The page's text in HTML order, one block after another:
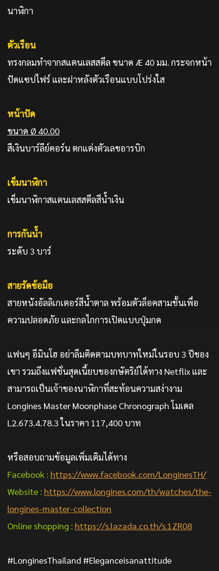
นาฬิกา
ตัวเรือน
ทรงกลมทำจากสแตนเลสสตีล ขนาด Æ 40 มม. กระจกหน้า
ปัดแซปไฟร์ และฝาหลังตัวเรือนแบบโปร่งใส
หน้าปัด
ขนาด Ø 40.00
สีเงินบาร์ลีย์คอร์น ตกแต่งตัวเลขอารบิก
เข็มนาฬิกา
เข็มนาฬิกาสแตนเลสสตีลสีน้ำเงิน
การกันน้ำ
ระดับ 3 บาร์
สายรัดข้อมือ
สายหนังอัลลิเกเตอร์สีน้ำตาล พร้อมตัวล็อคสามชั้นเพื่อ
ความปลอดภัย และกลไกการเปิดแบบปุ่มกด
แฟนๆ อีมินโฮ อย่าลืมติดตามบทบาทใหม่ในรอบ 3 ปีของ
เขา รวมถึงแฟชั่นสุดเนี้ยบของกษัตริย์ได้ทาง Netflix และ
สามารถเป็นเจ้าของนาฬิกาที่สะท้อนความสง่างาม
Longines Master Moonphase Chronograph โมเดล
L2.673.4.78.3 ในราคา 117,400 บาท
หรือสอบถามข้อมูลเพิ่มเติมได้ทาง
Facebook : https://www.facebook.com/LonginesTH/
Website : https://www.longines.com/th/watches/the-
longines-master-collection
Online shopping : https://s.lazada.co.th/s.1ZR08
#LonginesThailand #Eleganceisanattitude